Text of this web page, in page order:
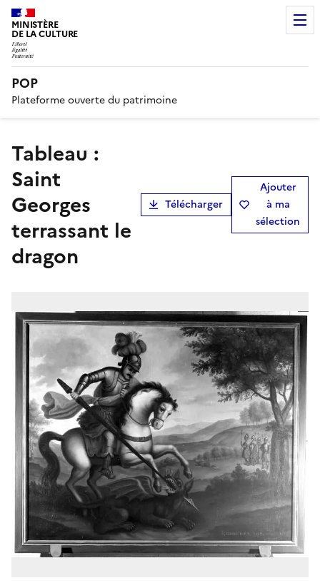
MINISTÈRE
DE LA CULTURE
POP
Plateforme ouverte du patrimoine
tableau :
Saint
Georges
terrassant le
dragon
Télécharger
Ajouter
à ma
sélection